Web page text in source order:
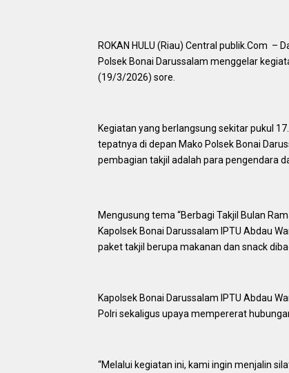
ROKAN HULU (Riau) Central publik.Com –
Polsek Bonai Darussalam menggelar
(19/3/2026) sore.
Kegiatan yang berlangsung sekitar pukul
tepatnya di depan Mako Polsek Bonai
pembagian takjil adalah para pengendara
Mengusung tema “Berbagi Takjil Bulan
Kapolsek Bonai Darussalam IPTU Abdau
paket takjil berupa makanan dan snack
Kapolsek Bonai Darussalam IPTU Abdau
Polri sekaligus upaya mempererat
“Melalui kegiatan ini, kami ingin menjalin